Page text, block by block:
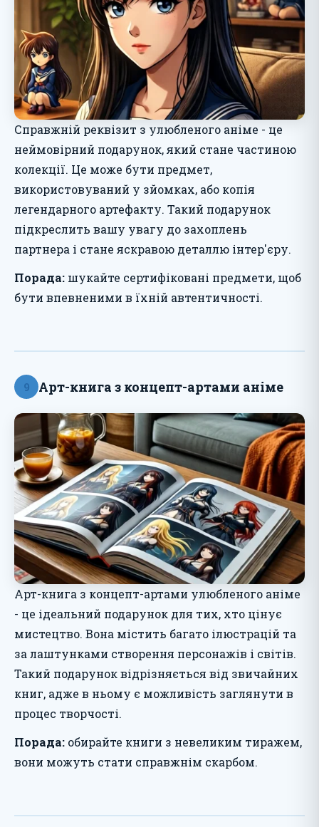
Справжній реквізит з улюбленого аніме - це
неймовірний подарунок, який стане частиною
колекції. Це може бути предмет,
використовуваний у зйомках, або копія
легендарного артефакту. Такий подарунок
підкреслить вашу увагу до захоплень
партнера і стане яскравою деталлю інтер'єру.
Порада: шукайте сертифіковані предмети, щоб
бути впевненими в їхній автентичності.
9 Арт-книга з концепт-артами аніме
Арт-книга з концепт-артами улюбленого аніме
- це ідеальний подарунок для тих, хто цінує
мистецтво. Вона містить багато ілюстрацій та
за лаштунками створення персонажів і світів.
Такий подарунок відрізняється від звичайних
книг, адже в ньому є можливість заглянути в
процес творчості.
Порада: обирайте книги з невеликим тиражем,
вони можуть стати справжнім скарбом.